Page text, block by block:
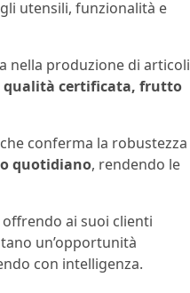
utensili, funzionalità e
nella produzione di articoli
qualità certificata, frutto
conferma la robustezza
quotidiano, rendendo le
ai suoi clienti
un’opportunità
con intelligenza.